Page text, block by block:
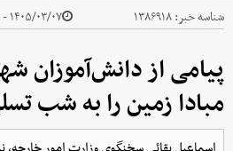
شناسه خبر:۱۳۸۶۹۱۸ ۱۴۰۵/۰۳/۰۷ - ۱۰:۱۹
پیامی از دانش‌آموزان
مبادا زمین را به شب